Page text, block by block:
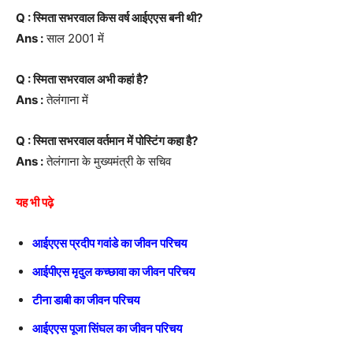
Q : स्मिता सभरवाल किस वर्ष आईएएस बनी थी?
Ans :साल 2001 में
Q : स्मिता सभरवाल अभी कहां है?
Ans :तेलंगाना में
Q : स्मिता सभरवाल वर्तमान में पोस्टिंग कहा है?
Ans :तेलंगाना के मुख्यमंत्री के सचिव
यह भी पढ़े
आईएएस प्रदीप गवांडे का जीवन परिचय
आईपीएस मृदुल कच्छावा का जीवन परिचय
टीना डाबी का जीवन परिचय
आईएएस पूजा सिंघल का जीवन परिचय